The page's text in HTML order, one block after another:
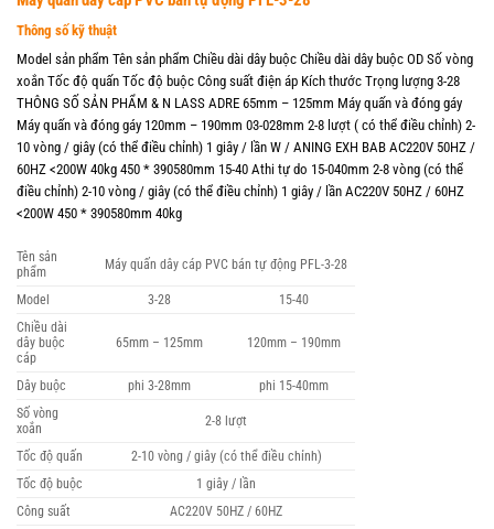
Thông số kỹ thuật
Model sản phẩm Tên sản phẩm Chiều dài dây buộc Chiều dài dây buộc OD Số vòng
xoắn Tốc độ quấn Tốc độ buộc Công suất điện áp Kích thước Trọng lượng 3-28
THÔNG SỐ SẢN PHẨM & N LASS ADRE 65mm – 125mm Máy quấn và đóng gáy
Máy quấn và đóng gáy 120mm – 190mm 03-028mm 2-8 lượt ( có thể điều chỉnh) 2-
10 vòng / giây (có thể điều chỉnh) 1 giây / lần W / ANING EXH BAB AC220V 50HZ /
60HZ <200W 40kg 450 * 390580mm 15-40 Athi tự do 15-040mm 2-8 vòng (có thể
điều chỉnh) 2-10 vòng / giây (có thể điều chỉnh) 1 giây / lần AC220V 50HZ / 60HZ
<200W 450 * 390580mm 40kg
Tên sản
phẩm
Máy quấn dây cáp PVC bán tự động PFL-3-28
Model 3-28
15-40
Chiều dài
dây buộc
cáp
65mm – 125mm 120mm – 190mm
Dây buộc phi 3-28mm
phi 15-40mm
Số vòng
xoắn
2-8 lượt
Tốc độ quấn
2-10 vòng / giây (có thể điều chỉnh)
Tốc độ buộc
1 giây / lần
Công suất
AC220V 50HZ / 60HZ